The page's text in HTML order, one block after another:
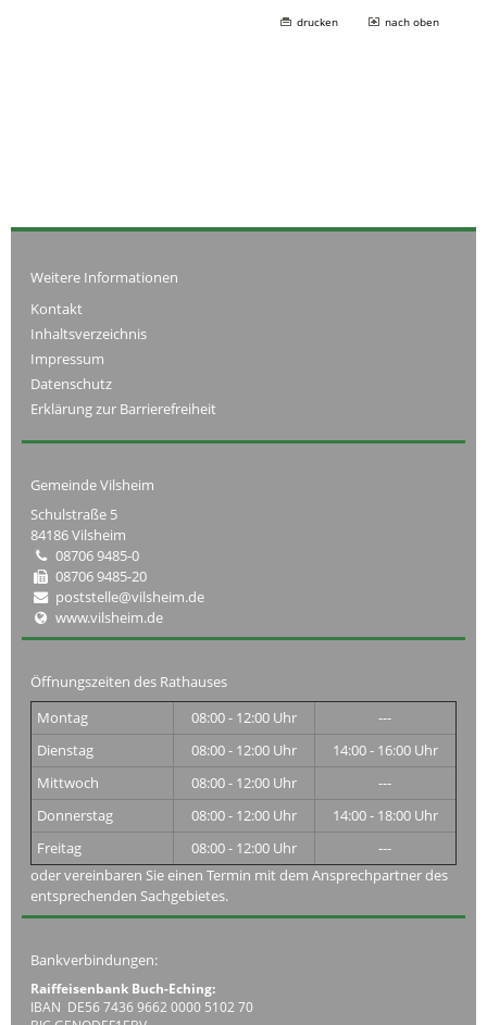
drucken nach oben
Weitere Informationen
Kontakt
Inhaltsverzeichnis
Impressum
Datenschutz
Erklärung zur Barrierefreiheit
Gemeinde Vilsheim
Schulstraße 5
84186 Vilsheim
08706 9485-0
08706 9485-20
poststelle@vilsheim.de
www.vilsheim.de
Öffnungszeiten des Rathauses
Montag
08:00 - 12:00 Uhr
---
Dienstag
08:00 - 12:00 Uhr
14:00 - 16:00 Uhr
Mittwoch
08:00 - 12:00 Uhr
---
Donnerstag
08:00 - 12:00 Uhr
14:00 - 18:00 Uhr
Freitag
08:00 - 12:00 Uhr
---
oder vereinbaren Sie einen Termin mit dem Ansprechpartner des
entsprechenden Sachgebietes.
Bankverbindungen:
Raiffeisenbank Buch-Eching:
IBAN DE56 7436 9662 0000 5102 70